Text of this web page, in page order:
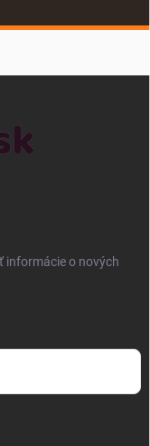
informácie o nových